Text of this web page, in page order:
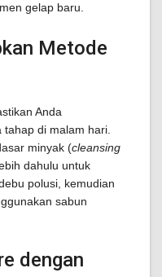
gelap baru.
Metode
Anda
di malam hari.
minyak (cleansing
dahulu untuk
polusi, kemudian
sabun
dengan